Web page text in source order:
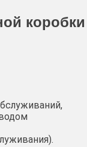
коробки